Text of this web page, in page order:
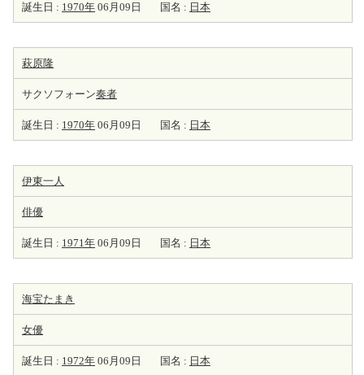
誕生日 : 1970年 06月09日 国名 : 日本
萩原隆
サクソフォーン奏者
誕生日 : 1970年 06月09日 国名 : 日本
伊東一人
俳優
誕生日 : 1971年 06月09日 国名 : 日本
海宝たまき
女優
誕生日 : 1972年 06月09日 国名 : 日本